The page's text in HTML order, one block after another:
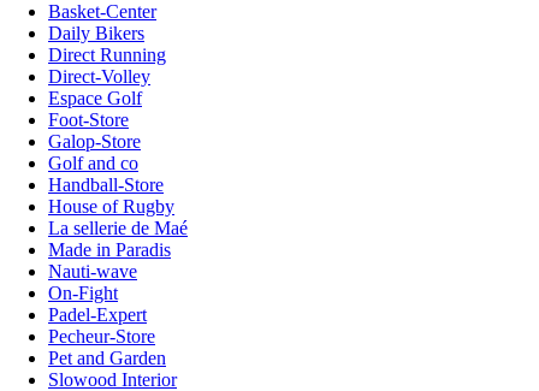
Basket-Center
Daily Bikers
Direct Running
Direct-Volley
Espace Golf
Foot-Store
Galop-Store
Golf and co
Handball-Store
House of Rugby
La sellerie de Maé
Made in Paradis
Nauti-wave
On-Fight
Padel-Expert
Pecheur-Store
Pet and Garden
Slowood Interior